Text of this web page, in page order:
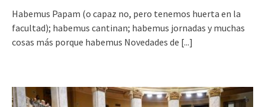
Habemus Papam (o capaz no, pero tenemos huerta en la
facultad); habemus cantinan; habemus jornadas y muchas
cosas más porque habemus Novedades de [...]